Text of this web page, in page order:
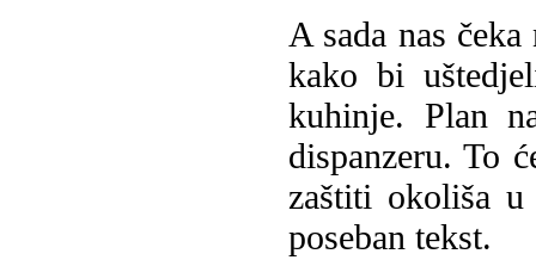
A sada nas
kako bi
kuhinje. Plan
dispanzeru. To
zaštiti okoliša
poseban tekst.